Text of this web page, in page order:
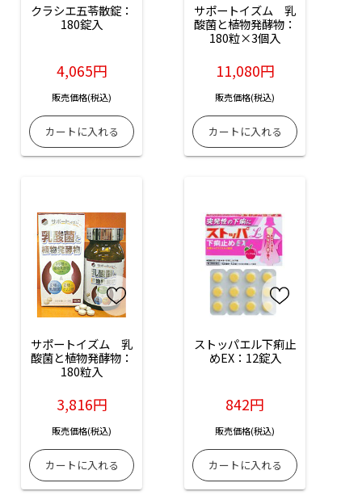
クラシエ五苓散錠：
180錠入
4,065円
販売価格(税込)
サポートイズム　乳
酸菌と植物発酵物：
180粒×3個入
11,080円
販売価格(税込)
サポートイズム　乳
酸菌と植物発酵物：
180粒入
3,816円
販売価格(税込)
ストッパエル下痢止
めEX：12錠入
842円
販売価格(税込)